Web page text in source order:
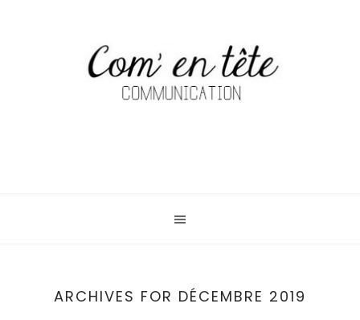
ARCHIVES FOR DÉCEMBRE 2019